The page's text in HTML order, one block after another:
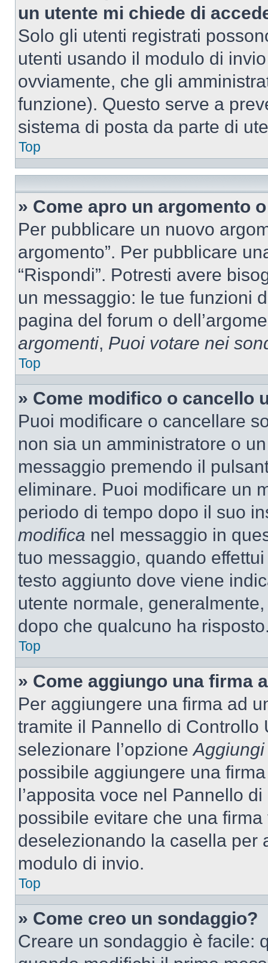
un utente mi chiede di
Solo gli utenti registrati
utenti usando il modulo di
ovviamente, che gli
funzione). Questo serve a
sistema di posta da parte di
Top
» Come apro un argomento
Per pubblicare un nuovo
argomento”. Per pubblicare
“Rispondi”. Potresti avere
un messaggio: le tue funzioni
pagina del forum o
argomenti, Puoi votare nei
Top
» Come modifico o cancello
Puoi modificare o cancellare
non sia un amministratore o
messaggio premendo il
eliminare. Puoi modificare un
periodo di tempo dopo il suo
modifica nel messaggio in
tuo messaggio, quando
testo aggiunto dove viene
utente normale,
dopo che qualcuno ha
Top
» Come aggiungo una firma
Per aggiungere una firma ad
tramite il Pannello di Controllo
selezionare l’opzione
possibile aggiungere una
l’apposita voce nel Pannello
possibile evitare che una
deselezionando la casella per
modulo di invio.
Top
» Come creo un sondaggio?
Creare un sondaggio è facile: